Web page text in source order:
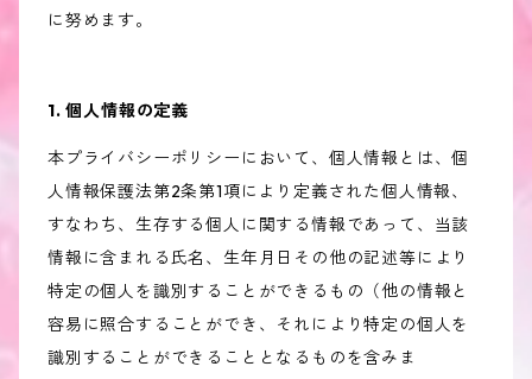
に努めます。
1. 個人情報の定義
本プライバシーポリシーにおいて、個人情報とは、個
人情報保護法第2条第1項により定義された個人情報、
すなわち、生存する個人に関する情報であって、当該
情報に含まれる氏名、生年月日その他の記述等により
特定の個人を識別することができるもの（他の情報と
容易に照合することができ、それにより特定の個人を
識別することができることとなるものを含みま